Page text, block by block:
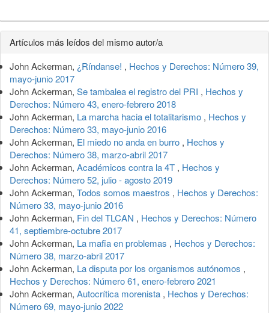
Detalles
del
artículo
Artículos más leídos del mismo autor/a
John Ackerman, ¿Ríndanse! , Hechos y Derechos: Número 39,
mayo-junio 2017
John Ackerman, Se tambalea el registro del PRI , Hechos y
Derechos: Número 43, enero-febrero 2018
John Ackerman, La marcha hacia el totalitarismo , Hechos y
Derechos: Número 33, mayo-junio 2016
John Ackerman, El miedo no anda en burro , Hechos y
Derechos: Número 38, marzo-abril 2017
John Ackerman, Académicos contra la 4T , Hechos y
Derechos: Número 52, julio - agosto 2019
John Ackerman, Todos somos maestros , Hechos y Derechos:
Número 33, mayo-junio 2016
John Ackerman, Fin del TLCAN , Hechos y Derechos: Número
41, septiembre-octubre 2017
John Ackerman, La mafia en problemas , Hechos y Derechos:
Número 38, marzo-abril 2017
John Ackerman, La disputa por los organismos autónomos ,
Hechos y Derechos: Número 61, enero-febrero 2021
John Ackerman, Autocrítica morenista , Hechos y Derechos:
Número 69, mayo-junio 2022